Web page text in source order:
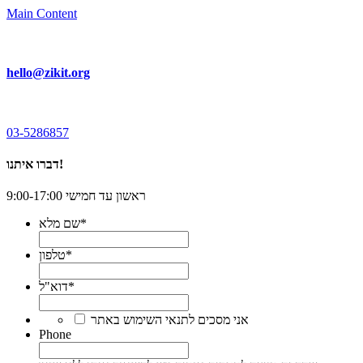
Main Content
hello@zikit.org
03-5286857
דברו איתנו!
ראשון עד חמישי 9:00-17:00
שם מלא*
טלפון*
דוא"ל*
אני מסכים לתנאי השימוש באתר
Phone